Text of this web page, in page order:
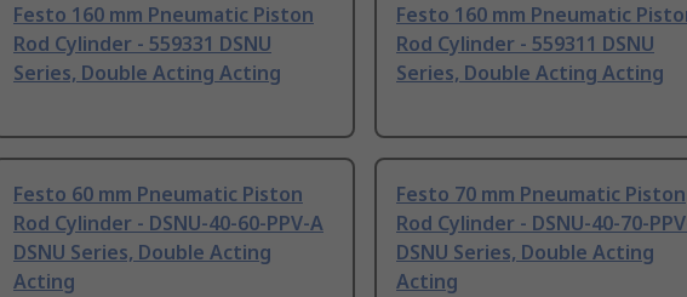
Festo 160 mm Pneumatic Piston
Rod Cylinder - 559331 DSNU
Series, Double Acting Acting
Festo 160 mm Pneumatic
Rod Cylinder - 559311 DSNU
Series, Double Acting Acting
Festo 60 mm Pneumatic Piston
Rod Cylinder - DSNU-40-60-PPV-A
DSNU Series, Double Acting
Acting
Festo 70 mm Pneumatic Piston
Rod Cylinder - DSNU-40-70-
DSNU Series, Double Acting
Acting